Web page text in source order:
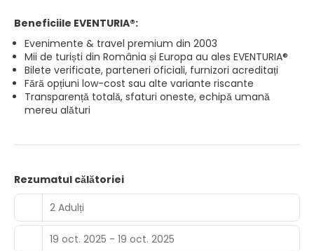
Beneficiile EVENTURIA®:
Evenimente & travel premium din 2003
Mii de turiști din România și Europa au ales EVENTURIA®
Bilete verificate, parteneri oficiali, furnizori acreditați
Fără opțiuni low-cost sau alte variante riscante
Transparență totală, sfaturi oneste, echipă umană
mereu alături
Rezumatul călătoriei
2 Adulți
19 oct. 2025 - 19 oct. 2025